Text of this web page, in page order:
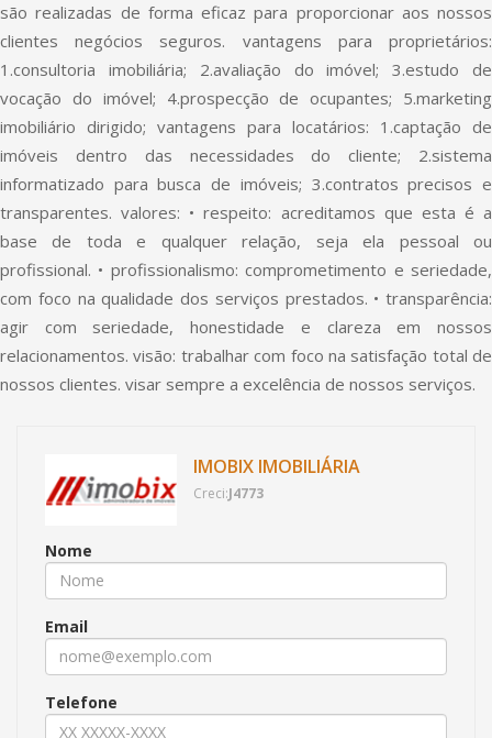
são realizadas de forma eficaz para proporcionar aos nossos
clientes negócios seguros. vantagens para proprietários:
1.consultoria imobiliária; 2.avaliação do imóvel; 3.estudo de
vocação do imóvel; 4.prospecção de ocupantes; 5.marketing
imobiliário dirigido; vantagens para locatários: 1.captação de
imóveis dentro das necessidades do cliente; 2.sistema
informatizado para busca de imóveis; 3.contratos precisos e
transparentes. valores: • respeito: acreditamos que esta é a
base de toda e qualquer relação, seja ela pessoal ou
profissional. • profissionalismo: comprometimento e seriedade,
com foco na qualidade dos serviços prestados. • transparência:
agir com seriedade, honestidade e clareza em nossos
relacionamentos. visão: trabalhar com foco na satisfação total de
nossos clientes. visar sempre a excelência de nossos serviços.
IMOBIX IMOBILIÁRIA
Creci:J4773
Nome
Email
Telefone